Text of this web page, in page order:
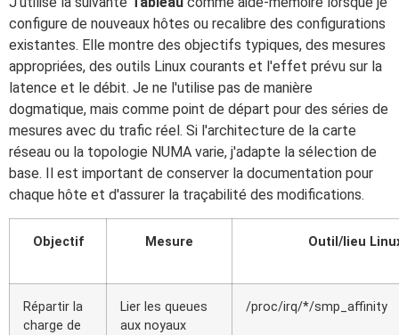
configure de nouveaux hôtes ou recalibre des configurations
existantes. Elle montre des objectifs typiques, des mesures
appropriées, des outils Linux courants et l'effet prévu sur la
latence et le débit. Je ne l'utilise pas de manière
dogmatique, mais comme point de départ pour des séries de
mesures avec du trafic réel. Si l'architecture de la carte
réseau ou la topologie NUMA varie, j'adapte la sélection de
base. Il est important de conserver la documentation pour
chaque hôte et d'assurer la traçabilité des modifications.
Objectif Mesure Outil/lieu
Répartir la
charge de
Lier les queues
aux noyaux
/proc/irq/*/smp_affinity